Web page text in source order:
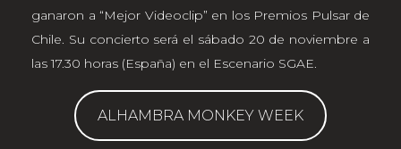
ganaron a “Mejor Videoclip” en los Premios Pulsar de
Chile. Su concierto será el sábado 20 de noviembre a
las 17.30 horas (España) en el Escenario SGAE.
ALHAMBRA MONKEY WEEK